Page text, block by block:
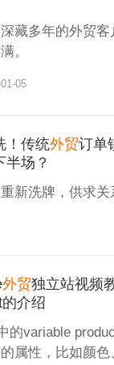
藏多年的外贸
。
05
！传统外贸订单
半场？
新洗牌，供求关
外贸独立站视频
介绍
的variable
属性，比如颜色